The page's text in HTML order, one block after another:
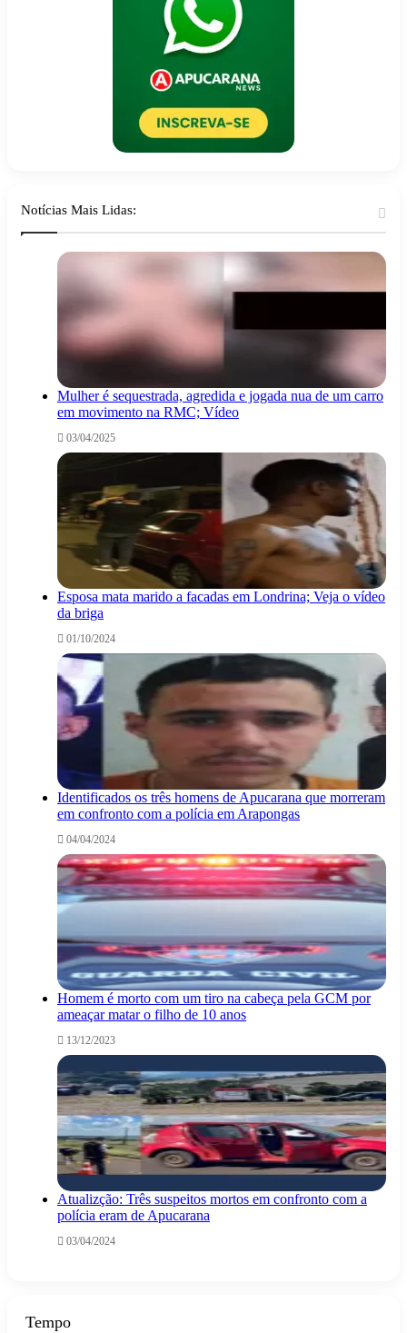
Notícias Mais Lidas:
Mulher é sequestrada, agredida e jogada nua de um carro
em movimento na RMC; Vídeo
03/04/2025
Esposa mata marido a facadas em Londrina; Veja o vídeo
da briga
01/10/2024
Identificados os três homens de Apucarana que morreram
em confronto com a polícia em Arapongas
04/04/2024
Homem é morto com um tiro na cabeça pela GCM por
ameaçar matar o filho de 10 anos
13/12/2023
Atualizção: Três suspeitos mortos em confronto com a
polícia eram de Apucarana
03/04/2024
Tempo